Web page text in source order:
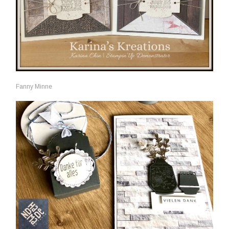
Fanny Minne